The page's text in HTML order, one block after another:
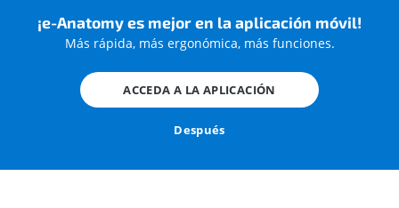
¡e-Anatomy es mejor en la aplicación móvil!
Más rápida, más ergonómica, más funciones.
ACCEDA A LA APLICACIÓN
Después
Figura 2 -